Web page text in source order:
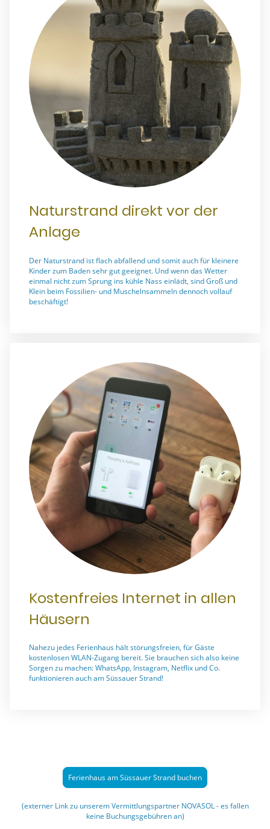
Naturstrand direkt vor der
Anlage
Der Naturstrand ist flach abfallend und somit auch für kleinere
Kinder zum Baden sehr gut geeignet. Und wenn das Wetter
einmal nicht zum Sprung ins kühle Nass einlädt, sind Groß und
Klein beim Fossilien- und Muschelnsammeln dennoch vollauf
beschäftigt!
Kostenfreies Internet in allen
Häusern
Nahezu jedes Ferienhaus hält störungsfreien, für Gäste
kostenlosen WLAN-Zugang bereit. Sie brauchen sich also keine
Sorgen zu machen: WhatsApp, Instagram, Netflix und Co.
funktionieren auch am Süssauer Strand!
Ferienhaus am Süssauer Strand buchen
(externer Link zu unserem Vermittlungspartner NOVASOL - es fallen
keine Buchungsgebühren an)